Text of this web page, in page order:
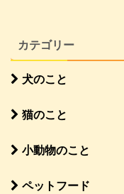
カテゴリー
犬のこと
猫のこと
小動物のこと
ペットフード